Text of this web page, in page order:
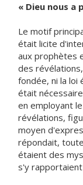
« Dieu nous a
Le motif
était licite
aux prophètes
des
fondée, ni la loi
était
en employant
révélations,
moyen
répondait,
étaient des
s'y